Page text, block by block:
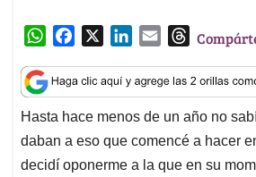
W
a
t
s
A
p
c
e
b
o
o
n
k
e
d
I
a
i
l
T
r
e
a
d
s
Hasta hace menos de un año no
daban a eso que comencé a hacer
decidí oponerme a la que en su